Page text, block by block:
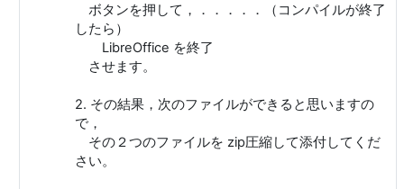
ボタンを押して，．．．．．（コンパイルが終了
したら）
LibreOffice を終了
させます。
2. その結果，次のファイルができると思いますの
で，
その２つのファイルを zip圧縮して添付してくだ
さい。